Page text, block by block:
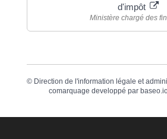
d'impôt
Ministère chargé des
© Direction de l'information légale et
comarquage developpé par